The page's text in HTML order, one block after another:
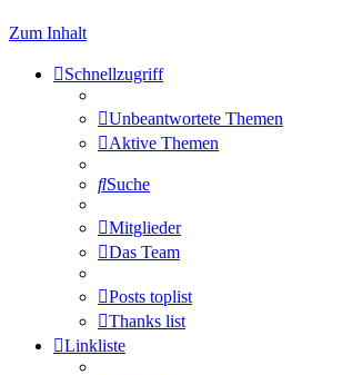
Zum Inhalt
Schnellzugriff
Unbeantwortete Themen
Aktive Themen
Suche
Mitglieder
Das Team
Posts toplist
Thanks list
Linkliste